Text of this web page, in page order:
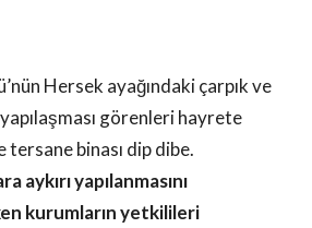
Hersek ayağındaki çarpık ve
görenleri hayrete
binası dip dibe.
aykırı yapılanmasını
kurumların yetkilileri